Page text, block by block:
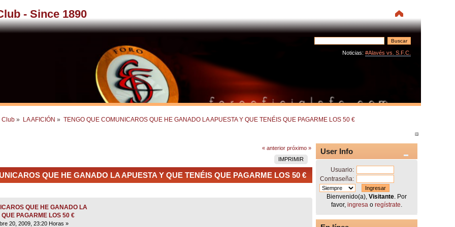
- Since 1890
Noticias: #Alavés vs. S.F.C.
Club» LA AFICIÓN » TENGO QUE COMUNICAROS QUE HE GANADO LA APUESTA Y QUE TENÉIS QUE PAGARME LOS 50 €
« anterior próximo »
IMPRIMIR
QUE HE GANADO LA APUESTA Y QUE TENÉIS QUE PAGARME LOS 50 €
QUE HE GANADO LA
PAGARME LOS 50 €
20, 2009, 23:20 Horas »
User Info
Usuario:
Contraseña:
Bienvenido(a),Visitante . Por
favor,ingresa oregístrate